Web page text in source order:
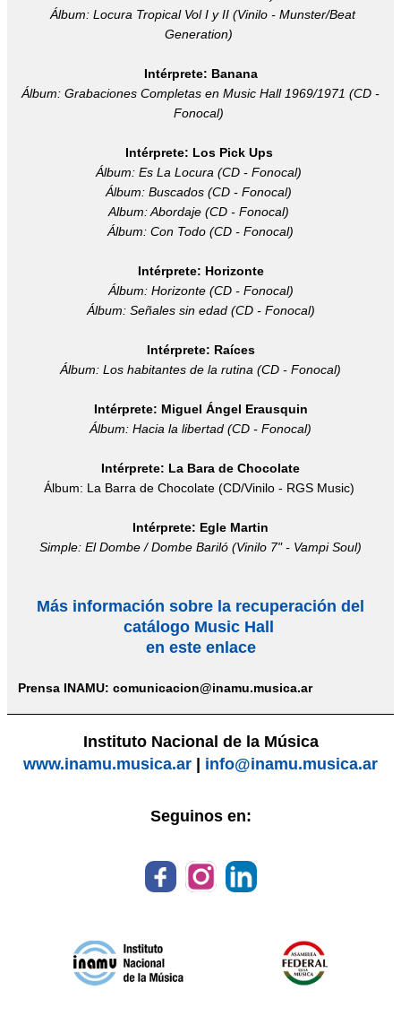
Álbum: Locura Tropical Vol I y II (Vinilo - Munster/Beat
Generation)
Intérprete: Banana
Álbum: Grabaciones Completas en Music Hall 1969/1971 (CD -
Fonocal)
Intérprete: Los Pick Ups
Álbum: Es La Locura (CD - Fonocal)
Álbum: Buscados (CD - Fonocal)
Album: Abordaje (CD - Fonocal)
Álbum: Con Todo (CD - Fonocal)
Intérprete: Horizonte
Álbum: Horizonte (CD - Fonocal)
Álbum: Señales sin edad (CD - Fonocal)
Intérprete: Raíces
Álbum: Los habitantes de la rutina (CD - Fonocal)
Intérprete: Miguel Ángel Erausquin
Álbum: Hacia la libertad (CD - Fonocal)
Intérprete: La Bara de Chocolate
Álbum: La Barra de Chocolate (CD/Vinilo - RGS Music)
Intérprete: Egle Martin
Simple: El Dombe / Dombe Bariló (Vinilo 7" - Vampi Soul)
Más información sobre la recuperación del
catálogo Music Hall
en este enlace
Prensa INAMU: comunicacion@inamu.musica.ar
Instituto Nacional de la Música
www.inamu.musica.ar
info@inamu.musica.ar
Seguinos en: